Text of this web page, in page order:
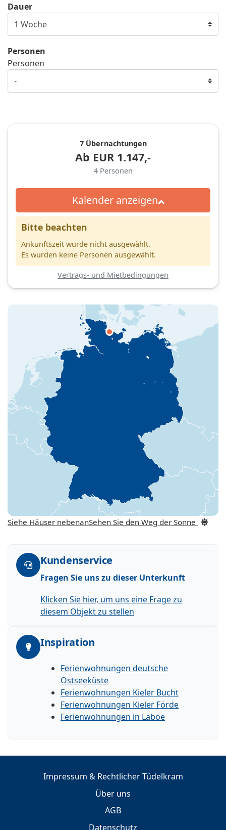
Dauer
Personen
Personen
7 Übernachtungen
Ab EUR 1.147,-
4 Personen
Kalender anzeigen
Bitte beachten
Ankunftszeit wurde nicht ausgewählt.
Es wurden keine Personen ausgewählt.
Vertrags- und Mietbedingungen
Siehe Häuser nebenanSehen Sie den Weg der Sonne
Kundenservice
Fragen Sie uns zu dieser Unterkunft
Klicken Sie hier, um uns eine Frage zu
diesem Objekt zu stellen
Inspiration
Ferienwohnungen deutsche
Ostseeküste
Ferienwohnungen Kieler Bucht
Ferienwohnungen Kieler Förde
Ferienwohnungen in Laboe
Impressum & Rechtlicher Tüdelkram
Über uns
AGB
Datenschutz